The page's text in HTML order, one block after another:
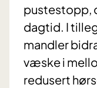
pustestopp,
dagtid. I
mandler
væske i
redusert